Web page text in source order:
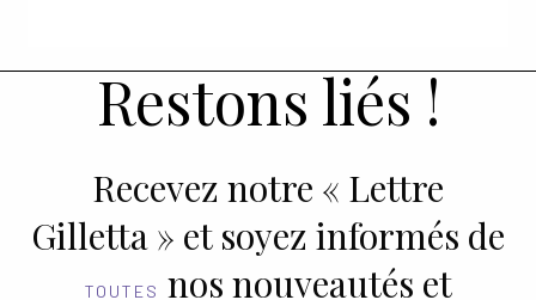
Restons liés !
Recevez notre « Lettre
Gilletta » et soyez informés de
TOUTES nos nouveautés et